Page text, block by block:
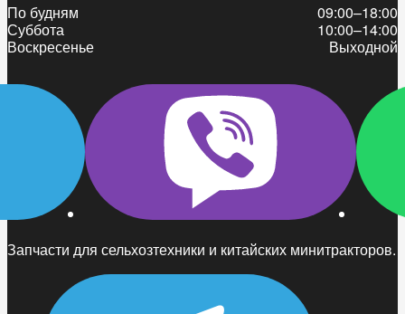
Запчасти для сельхозтехники и китайских минитракторов.
По будням
09:00–18:00
Суббота
10:00–14:00
Воскресенье
Выходной